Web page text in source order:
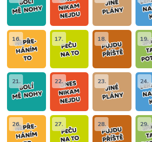
16. 17. 18. 19.
21. 22. 23. 24.
26. 27. 28. 29.